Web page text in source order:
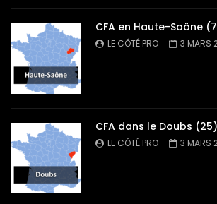
CFA en Haute-Saône
LE CÔTÉ PRO 3 MARS
CFA dans le Doubs (25)
LE CÔTÉ PRO 3 MARS